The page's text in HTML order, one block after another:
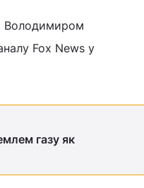
Володимиром
Fox News у
газу як